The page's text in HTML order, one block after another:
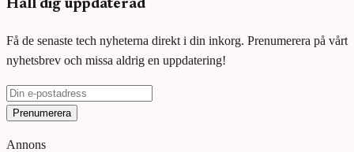
Håll dig uppdaterad
Få de senaste tech nyheterna direkt i din inkorg. Prenumerera på vårt
nyhetsbrev och missa aldrig en uppdatering!
Prenumerera
Annons